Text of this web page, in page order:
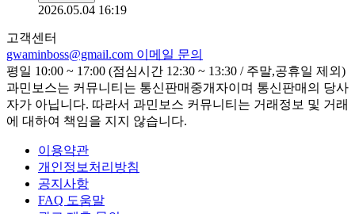
2026.05.04 16:19
고객센터
gwaminboss@gmail.com 이메일 문의
평일 10:00 ~ 17:00 (점심시간 12:30 ~ 13:30 / 주말,공휴일 제외)
과민보스는 커뮤니티는 통신판매중개자이며 통신판매의 당사
자가 아닙니다. 따라서 과민보스 커뮤니티는 거래정보 및 거래
에 대하여 책임을 지지 않습니다.
이용약관
개인정보처리방침
공지사항
FAQ 도움말